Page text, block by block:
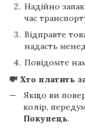
Надійно
час
Відправте
надасть
Повідомте
💸 Хто платить
Якщо ви
колір,
Покупець.